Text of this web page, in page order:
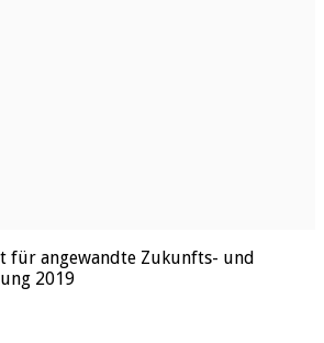
angewandte Zukunfts- und
2019